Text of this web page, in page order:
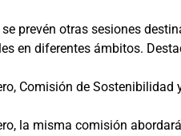
prevén otras sesiones
en diferentes ámbitos.
Comisión de
la misma comisión